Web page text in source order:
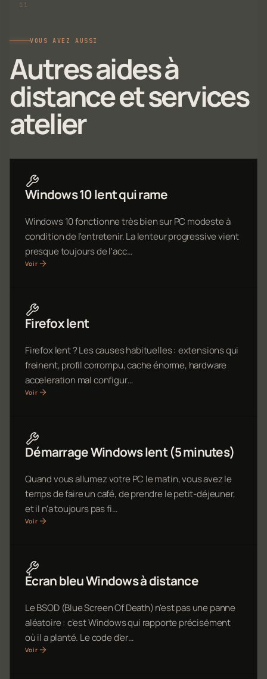
VOUS AVEZ AUSSI
Autres aides à
distance et services
atelier
Windows 10 lent qui rame
Windows 10 fonctionne très bien sur PC modeste à
condition de l'entretenir. La lenteur progressive vient
presque toujours de l'acc…
Voir
Firefox lent
Firefox lent ? Les causes habituelles : extensions qui
freinent, profil corrompu, cache énorme, hardware
acceleration mal configur…
Voir
Démarrage Windows lent (5 minutes)
Quand vous allumez votre PC le matin, vous avez le
temps de faire un café, de prendre le petit-déjeuner,
et il n'a toujours pas fi…
Voir
Écran bleu Windows à distance
Le BSOD (Blue Screen Of Death) n'est pas une panne
aléatoire : c'est Windows qui rapporte précisément
où il a planté. Le code d'er…
Voir